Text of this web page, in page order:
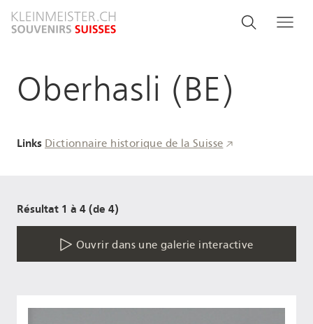
au
Search
Rechercher
Oberhasli (BE)
Links Dictionnaire historique de la Suisse
Résultat 1 à 4 (de 4)
Ouvrir dans une galerie interactive